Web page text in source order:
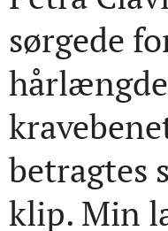
sørgede
betragtes
klip. Min